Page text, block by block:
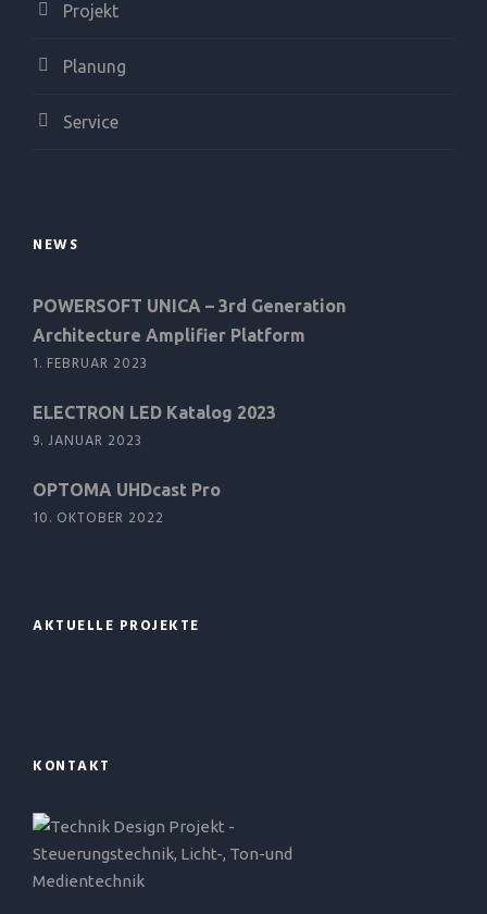
Projekt
Planung
Service
NEWS
POWERSOFT UNICA – 3rd Generation
Architecture Amplifier Platform
1. FEBRUAR 2023
ELECTRON LED Katalog 2023
9. JANUAR 2023
OPTOMA UHDcast Pro
10. OKTOBER 2022
AKTUELLE PROJEKTE
KONTAKT